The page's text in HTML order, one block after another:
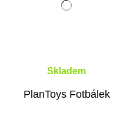
Skladem
PlanToys Fotbálek